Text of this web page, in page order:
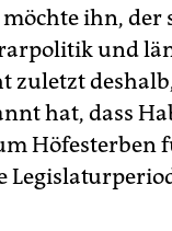
ihn,
und
zuletzt
hat, dass
Höfesterben